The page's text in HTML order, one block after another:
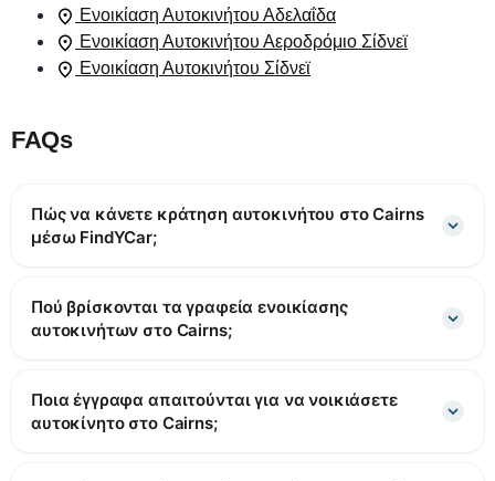
Ενοικίαση Αυτοκινήτου Αδελαΐδα
Ενοικίαση Αυτοκινήτου Αεροδρόμιο Σίδνεϊ
Ενοικίαση Αυτοκινήτου Σίδνεϊ
FAQs
Πώς να κάνετε κράτηση αυτοκινήτου στο Cairns
μέσω FindYCar;
Πού βρίσκονται τα γραφεία ενοικίασης
αυτοκινήτων στο Cairns;
Ποια έγγραφα απαιτούνται για να νοικιάσετε
αυτοκίνητο στο Cairns;